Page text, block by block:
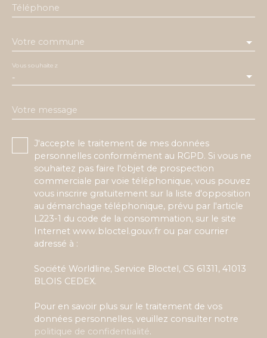
Téléphone
Votre commune
-
Vous souhaitez
Votre message
J'accepte le traitement de mes données
personnelles conformément au RGPD. Si vous ne
souhaitez pas faire l'objet de prospection
commerciale par voie téléphonique, vous pouvez
vous inscrire gratuitement sur la liste d'opposition
au démarchage téléphonique, prévu par l'article
L223-1 du code de la consommation, sur le site
Internet www.bloctel.gouv.fr ou par courrier
adressé à :
Société Worldline, Service Bloctel, CS 61311, 41013
BLOIS CEDEX.
Pour en savoir plus sur le traitement de vos
données personnelles, veuillez consulter notre
politique de confidentialité.